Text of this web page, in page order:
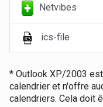
Netvibes
.ics-file
* Outlook XP/2003
calendrier et n'offre
calendriers. Cela doit